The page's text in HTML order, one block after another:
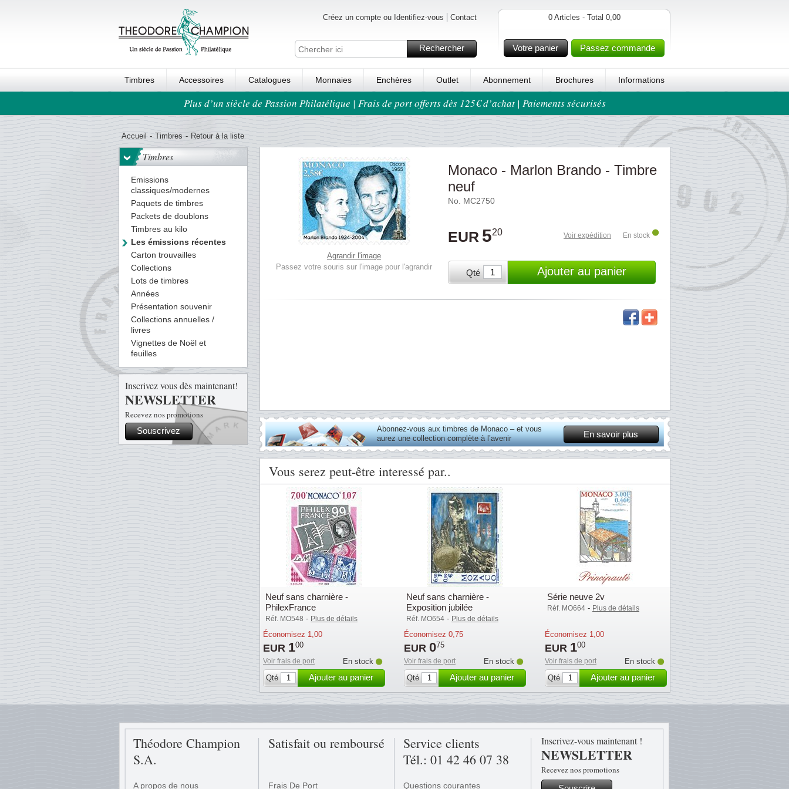
Créez un compte ou Identifiez-vous Contact
Rechercher
0 Articles - Total 0,00
Votre panier Passez commande
Timbres Accessoires Catalogues Monnaies Enchères Outlet Abonnement Brochures Informations
Ordre au panierPlus d’un siècle de Passion Philatélique | Frais de port offerts dès 125€ d’achat | Paiements sécurisés
Accueil - Timbres - Retour à la liste
Timbres
Emissions
classiques/modernes
Paquets de timbres
Packets de doublons
Timbres au kilo
Les émissions récentes
Carton trouvailles
Collections
Lots de timbres
Années
Présentation souvenir
Collections annuelles /
livres
Vignettes de Noël et
feuilles
Inscrivez vous dès maintenant!
NEWSLETTER
Recevez nos promotions
Souscrivez
Agrandir l'image
Passez votre souris sur l'image pour l'agrandir
Monaco - Marlon Brando - Timbre
neuf
No. MC2750
EUR 520 Voir expédition En stock
Qté Ajouter au panier
Abonnez-vous aux timbres de Monaco – et vous
aurez une collection complète à l’avenir
En savoir plus
Vous serez peut-être interessé par..
Neuf sans charnière -
PhilexFrance
Réf. MO548 - Plus de détails
Économisez 1,00
EUR 100
Voir frais de port
En stock
Qté
Ajouter au panier
Neuf sans charnière -
Exposition jubilée
Réf. MO654 - Plus de détails
Économisez 0,75
EUR 075
Voir frais de port
En stock
Qté
Ajouter au panier
Série neuve 2v
Réf. MO664 - Plus de détails
Économisez 1,00
EUR 100
Voir frais de port
En stock
Qté
Ajouter au panier
Théodore Champion
S.A.
A propos de nous
Satisfait ou remboursé
Frais De Port
Service clients
Tél.: 01 42 46 07 38
Questions courantes
Inscrivez-vous maintenant !
NEWSLETTER
Recevez nos promotions